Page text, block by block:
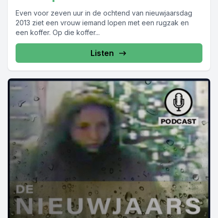
Even voor zeven uur in de ochtend van nieuwjaarsdag
2013 ziet een vrouw iemand lopen met een rugzak en
een koffer. Op die koffer...
Listen